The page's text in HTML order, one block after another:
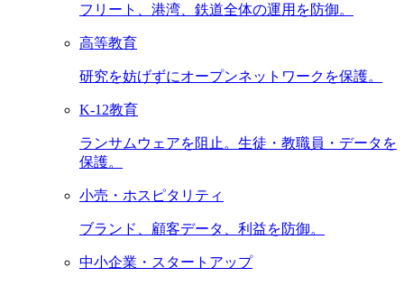
フリート、港湾、鉄道全体の運用を防御。
高等教育
研究を妨げずにオープンネットワークを保護。
K-12教育
ランサムウェアを阻止。生徒・教職員・データを
保護。
小売・ホスピタリティ
ブランド、顧客データ、利益を防御。
中小企業・スタートアップ